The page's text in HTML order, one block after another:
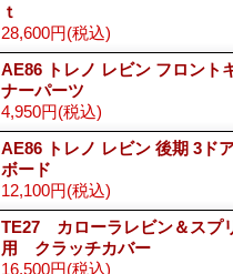
ｔ
28,600円(税込)
AE86 トレノ レビン フロント
ナーパーツ
4,950円(税込)
AE86 トレノ レビン 後期 3ド
ボード
12,100円(税込)
TE27 カローラレビン＆スプ
用 クラッチカバー
16,500円(税込)